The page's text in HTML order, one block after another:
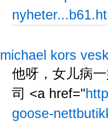
michael kors
他呀，女儿病
司 <a href="
goose-